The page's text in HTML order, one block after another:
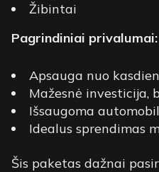
Žibintai
Pagrindiniai privalumai:
Apsauga nuo
Mažesnė investicija,
Išsaugoma
Idealus sprendimas
Šis paketas dažnai